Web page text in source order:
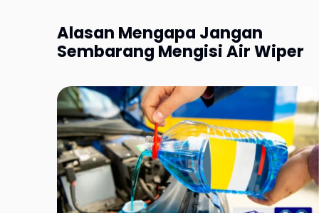
Alasan Mengapa Jangan
Sembarang Mengisi Air Wiper